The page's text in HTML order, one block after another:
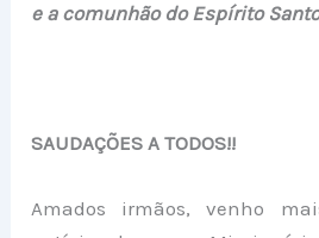
e a comunhão do Espírito
SAUDAÇÕES A TODOS!!
Amados irmãos, venho